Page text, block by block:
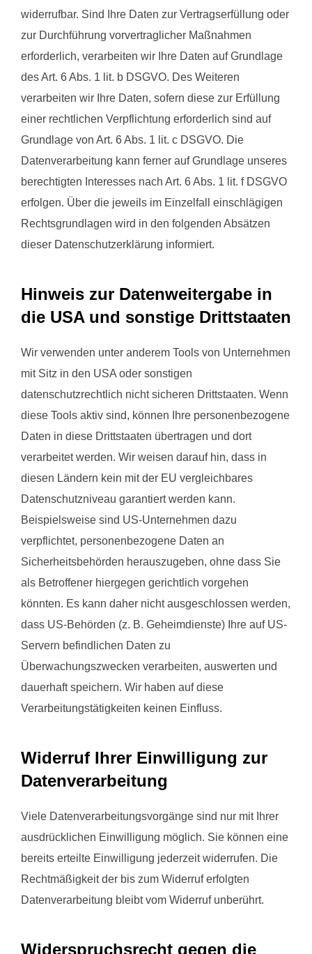
widerrufbar. Sind Ihre Daten zur Vertragserfüllung oder
zur Durchführung vorvertraglicher Maßnahmen
erforderlich, verarbeiten wir Ihre Daten auf Grundlage
des Art. 6 Abs. 1 lit. b DSGVO. Des Weiteren
verarbeiten wir Ihre Daten, sofern diese zur Erfüllung
einer rechtlichen Verpflichtung erforderlich sind auf
Grundlage von Art. 6 Abs. 1 lit. c DSGVO. Die
Datenverarbeitung kann ferner auf Grundlage unseres
berechtigten Interesses nach Art. 6 Abs. 1 lit. f DSGVO
erfolgen. Über die jeweils im Einzelfall einschlägigen
Rechtsgrundlagen wird in den folgenden Absätzen
dieser Datenschutzerklärung informiert.
Hinweis zur Datenweitergabe in
die USA und sonstige Drittstaaten
Wir verwenden unter anderem Tools von Unternehmen
mit Sitz in den USA oder sonstigen
datenschutzrechtlich nicht sicheren Drittstaaten. Wenn
diese Tools aktiv sind, können Ihre personenbezogene
Daten in diese Drittstaaten übertragen und dort
verarbeitet werden. Wir weisen darauf hin, dass in
diesen Ländern kein mit der EU vergleichbares
Datenschutzniveau garantiert werden kann.
Beispielsweise sind US-Unternehmen dazu
verpflichtet, personenbezogene Daten an
Sicherheitsbehörden herauszugeben, ohne dass Sie
als Betroffener hiergegen gerichtlich vorgehen
könnten. Es kann daher nicht ausgeschlossen werden,
dass US-Behörden (z. B. Geheimdienste) Ihre auf US-
Servern befindlichen Daten zu
Überwachungszwecken verarbeiten, auswerten und
dauerhaft speichern. Wir haben auf diese
Verarbeitungstätigkeiten keinen Einfluss.
Widerruf Ihrer Einwilligung zur
Datenverarbeitung
Viele Datenverarbeitungsvorgänge sind nur mit Ihrer
ausdrücklichen Einwilligung möglich. Sie können eine
bereits erteilte Einwilligung jederzeit widerrufen. Die
Rechtmäßigkeit der bis zum Widerruf erfolgten
Datenverarbeitung bleibt vom Widerruf unberührt.
Widerspruchsrecht gegen die